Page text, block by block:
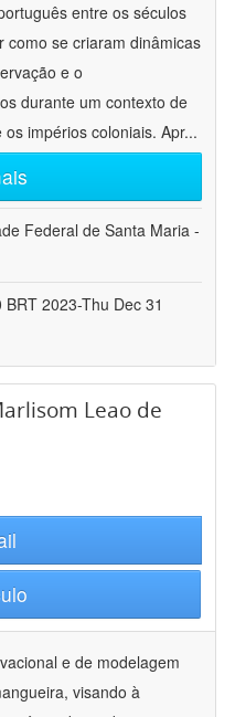
entre os séculos
como se criaram dinâmicas
e o
durante um contexto de
impérios coloniais. Apr...
Federal de Santa Maria -
2023-Thu Dec 31
Leao de
e de modelagem
visando à